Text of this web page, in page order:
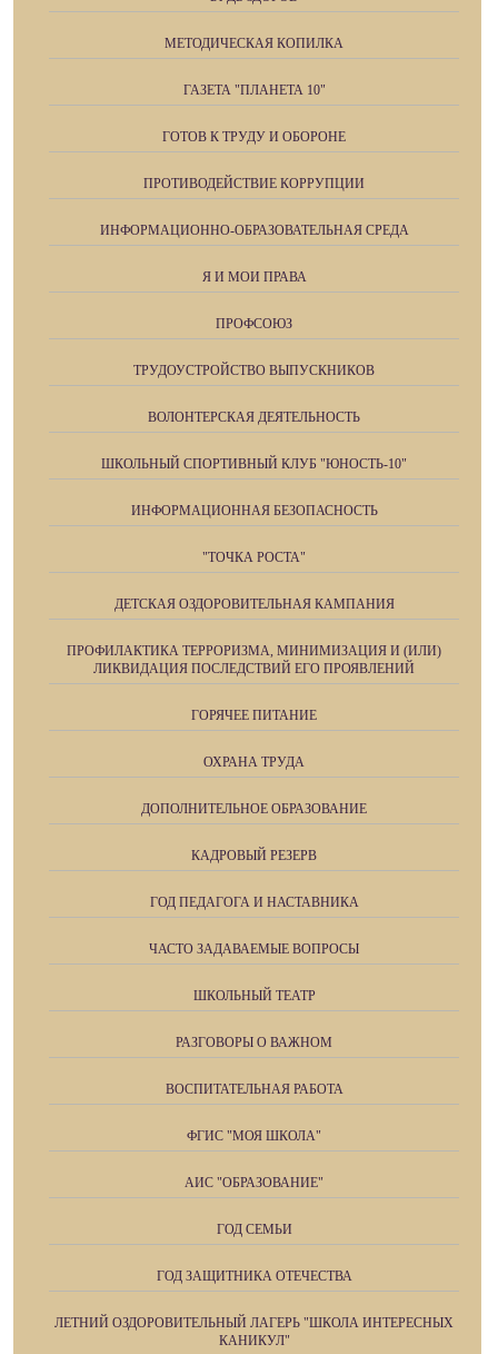
МЕТОДИЧЕСКАЯ КОПИЛКА
ГАЗЕТА "ПЛАНЕТА 10"
ГОТОВ К ТРУДУ И ОБОРОНЕ
ПРОТИВОДЕЙСТВИЕ КОРРУПЦИИ
ИНФОРМАЦИОННО-ОБРАЗОВАТЕЛЬНАЯ СРЕДА
Я И МОИ ПРАВА
ПРОФСОЮЗ
ТРУДОУСТРОЙСТВО ВЫПУСКНИКОВ
ВОЛОНТЕРСКАЯ ДЕЯТЕЛЬНОСТЬ
ШКОЛЬНЫЙ СПОРТИВНЫЙ КЛУБ "ЮНОСТЬ-10"
ИНФОРМАЦИОННАЯ БЕЗОПАСНОСТЬ
"ТОЧКА РОСТА"
ДЕТСКАЯ ОЗДОРОВИТЕЛЬНАЯ КАМПАНИЯ
ПРОФИЛАКТИКА ТЕРРОРИЗМА, МИНИМИЗАЦИЯ И (ИЛИ)
ЛИКВИДАЦИЯ ПОСЛЕДСТВИЙ ЕГО ПРОЯВЛЕНИЙ
ГОРЯЧЕЕ ПИТАНИЕ
ОХРАНА ТРУДА
ДОПОЛНИТЕЛЬНОЕ ОБРАЗОВАНИЕ
КАДРОВЫЙ РЕЗЕРВ
ГОД ПЕДАГОГА И НАСТАВНИКА
ЧАСТО ЗАДАВАЕМЫЕ ВОПРОСЫ
ШКОЛЬНЫЙ ТЕАТР
РАЗГОВОРЫ О ВАЖНОМ
ВОСПИТАТЕЛЬНАЯ РАБОТА
ФГИС "МОЯ ШКОЛА"
АИС "ОБРАЗОВАНИЕ"
ГОД СЕМЬИ
ГОД ЗАЩИТНИКА ОТЕЧЕСТВА
ЛЕТНИЙ ОЗДОРОВИТЕЛЬНЫЙ ЛАГЕРЬ "ШКОЛА ИНТЕРЕСНЫХ
КАНИКУЛ"